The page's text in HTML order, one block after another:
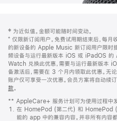
页
页
脚
注
‡ 为近似值。金额可能随时间变动。
⁺ 仅限新订阅用户。免费试用期结束后，每
的新设备的 Apple Music 新订阅用户限时
频设备与运行最新版本 iOS 或 iPadOS 的
Watch 兑换此优惠，需要与运行最新版本
备激活后，需要在 3 个月内领取此优惠。无
账户仅可享受一次优惠。会员方案将自动续
款。
窗
口
** AppleCare+ 服务计划可为使用过程中
在 HomePod (第二代) 和 HomePod (
能的 app 中的兼容内容。并非所有内容